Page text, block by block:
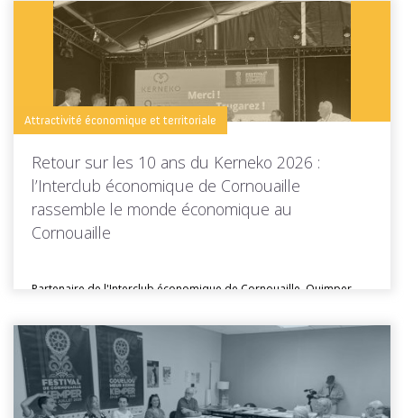
Toutes les actus de cette rubrique LIRE LA SUITE
Attractivité économique et territoriale
Retour sur les 10 ans du Kerneko 2026 :
l’Interclub économique de Cornouaille
rassemble le monde économique au
Cornouaille
Partenaire de l'Interclub économique de Cornouaille, Quimper
Toutes les actus de cette rubrique LIRE LA SUITE